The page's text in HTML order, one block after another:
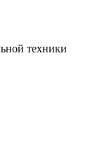
техники